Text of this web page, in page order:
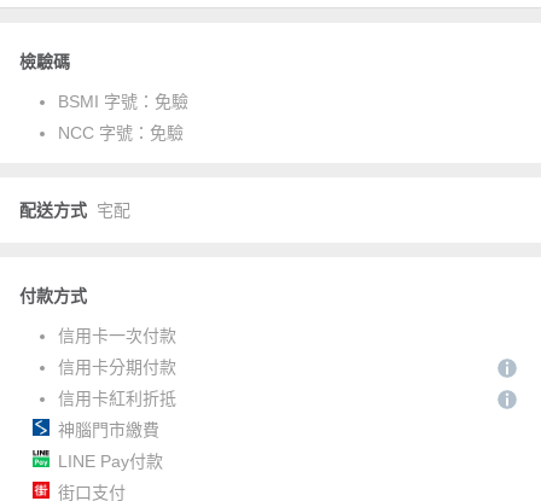
檢驗碼
BSMI 字號： 免驗
NCC 字號： 免驗
配送方式 宅配
付款方式
信用卡一次付款
信用卡分期付款
信用卡紅利折抵
神腦門市繳費
LINE Pay付款
街口支付